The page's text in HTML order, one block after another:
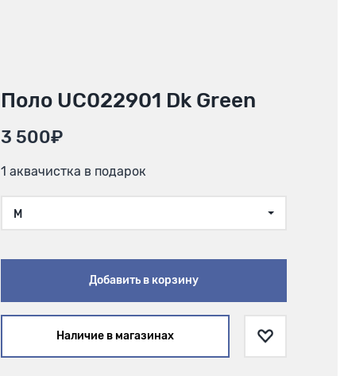
Поло UC022901 Dk Green
3 500₽
1 аквачистка в подарок
M
Добавить в корзину
Наличие в магазинах